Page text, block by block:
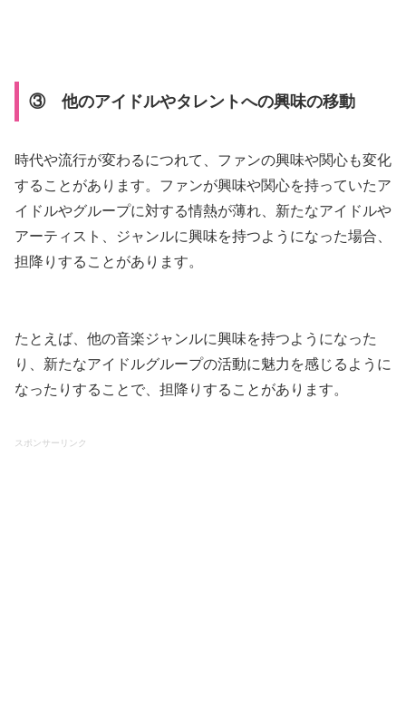
③ 他のアイドルやタレントへの興味の移動
時代や流行が変わるにつれて、ファンの興味や関心も変化
することがあります。ファンが興味や関心を持っていたア
イドルやグループに対する情熱が薄れ、新たなアイドルや
アーティスト、ジャンルに興味を持つようになった場合、
担降りすることがあります。
たとえば、他の音楽ジャンルに興味を持つようになった
り、新たなアイドルグループの活動に魅力を感じるように
なったりすることで、担降りすることがあります。
スポンサーリンク